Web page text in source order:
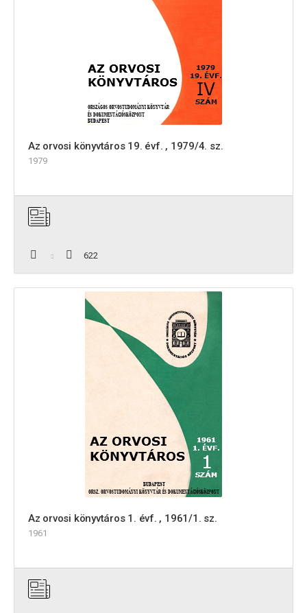
Az orvosi könyvtáros 19. évf. , 1979/4. sz.
1979
622
Az orvosi könyvtáros 1. évf. , 1961/1. sz.
1961